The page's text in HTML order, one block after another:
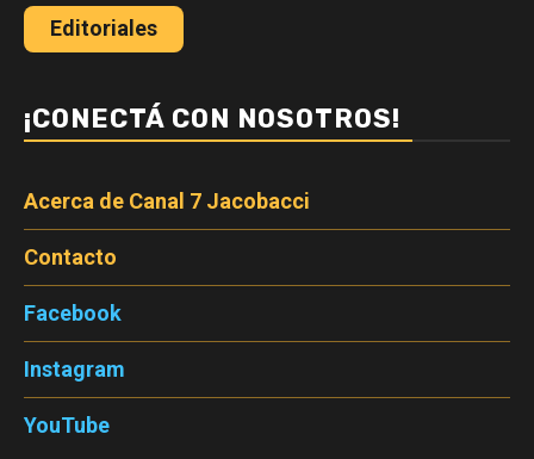
Editoriales
¡CONECTÁ CON NOSOTROS!
Acerca de Canal 7 Jacobacci
Contacto
Facebook
Instagram
YouTube